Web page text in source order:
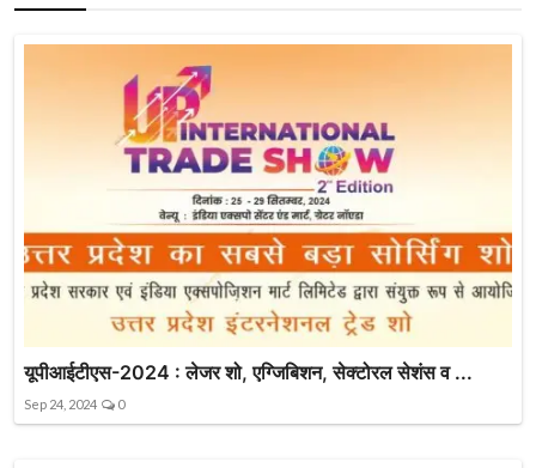
यूपीआईटीएस-2024 : लेजर शो, एग्जिबिशन, सेक्टोरल सेशंस व ...
Sep 24, 2024 0